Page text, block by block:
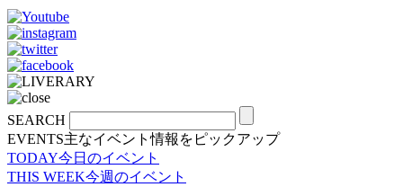
SEARCH
EVENTS主なイベント情報をピックアップ
TODAY今日のイベント
THIS WEEK今週のイベント